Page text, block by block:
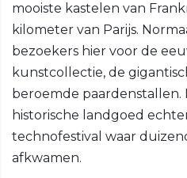
mooiste kastelen van
kilometer van Parijs.
bezoekers hier voor de
kunstcollectie, de
beroemde
historische landgoed
technofestival waar
afkwamen.